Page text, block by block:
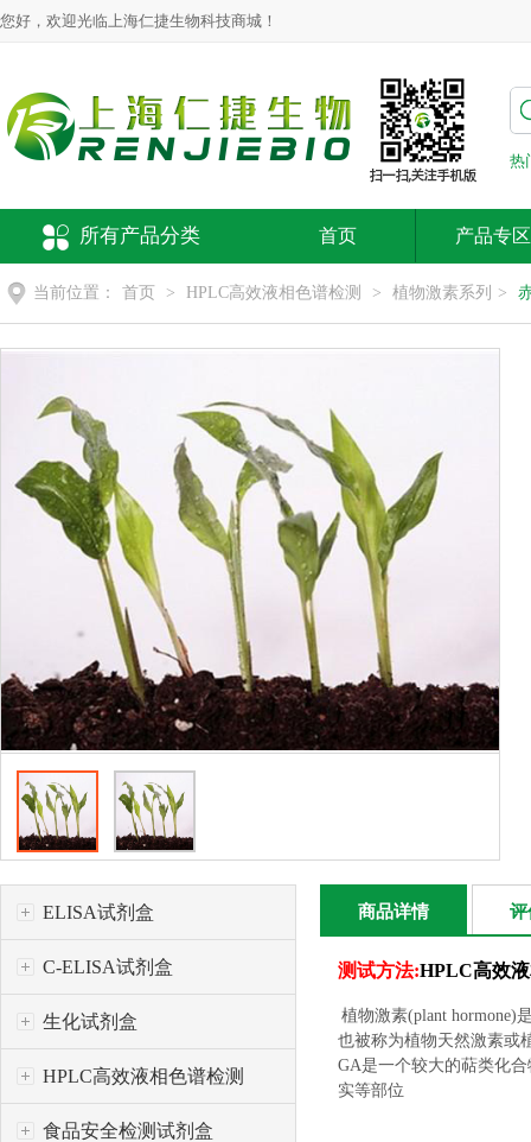
您好，欢迎光临上海仁捷生物科技商城！
热
所有产品分类 首页 产品专区
当前位置： 首页 > HPLC高效液相色谱检测 > 植物激素系列 >
ELISA试剂盒
C-ELISA试剂盒
生化试剂盒
HPLC高效液相色谱检测
食品安全检测试剂盒
商品详情 评
测试方法:HPLC高效
植物激素(plant hormone)
也被称为植物天然激素或
GA是一个较大的萜类化
实等部位